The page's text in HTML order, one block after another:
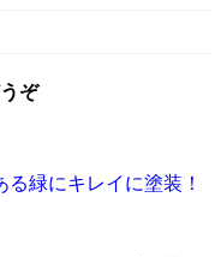
ぞ
緑にキレイに塗装！